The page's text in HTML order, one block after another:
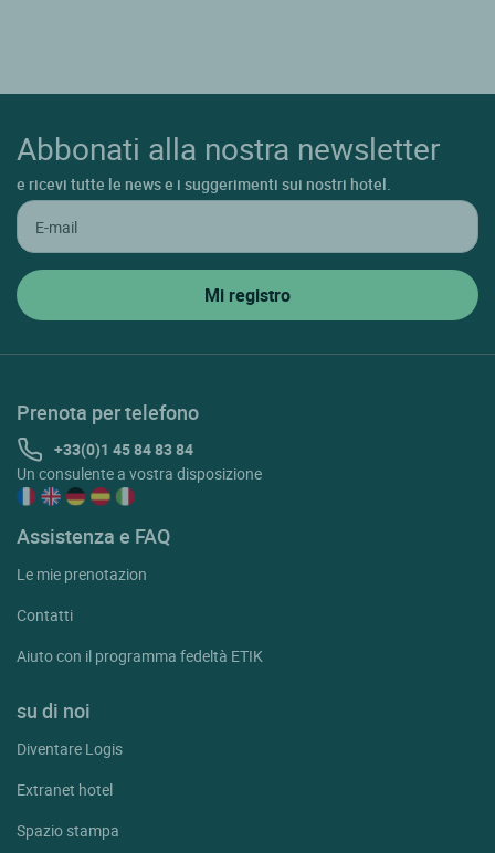
Abbonati alla nostra newsletter
e ricevi tutte le news e i suggerimenti sui nostri hotel.
Prenota per telefono
+33(0)1 45 84 83 84
Un consulente a vostra disposizione
Assistenza e FAQ
Le mie prenotazion
Contatti
Aiuto con il programma fedeltà ETIK
su di noi
Diventare Logis
Extranet hotel
Spazio stampa